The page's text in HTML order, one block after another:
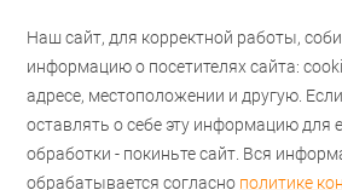
Наш сайт, для корректной работы,
информацию о посетителях сайта:
адресе, местоположении и другую.
оставлять о себе эту информацию для
обработки - покиньте сайт. Вся
обрабатывается согласно политике